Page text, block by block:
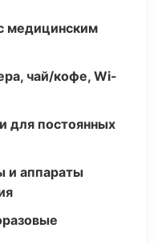
медицинским
чай/кофе, Wi-
для постоянных
и аппараты